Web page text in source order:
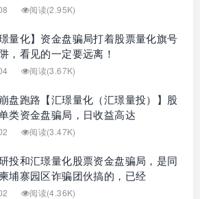
阅读(2.95K)
璟量化】资金盘骗局打着股票量化旗号
，看见的一定要远离！
阅读(3.67K)
盘跑路【汇璟量化（汇璟量投）】股
类资金盘骗局，日收益高达
阅读(3.47K)
投和汇璟量化股票资金盘骗局，是同
埔寨园区诈骗团伙搞的，已经
阅读(4.36K)